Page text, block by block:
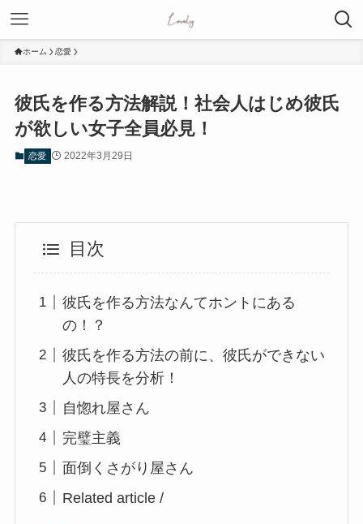
ホーム 恋愛
彼氏を作る方法解説！社会人はじめ彼氏
が欲しい女子全員必見！
恋愛 2022年3月29日
目次
彼氏を作る方法なんてホントにある
の！？
彼氏を作る方法の前に、彼氏ができない
人の特長を分析！
自惚れ屋さん
完璧主義
面倒くさがり屋さん
Related article /